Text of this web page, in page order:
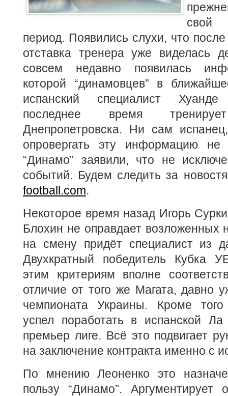
свой
период. Появились слухи, что
отставка тренера уже виделась
совсем недавно появилась
которой “динамовцев” в
испанский специалист
последнее время
Днепропетровска. Ни сам
опровергать эту информацию
“Динамо” заявили, что не
событий. Будем следить за
football.com.
Некоторое время назад Игорь
Блохин не оправдает возложенных
на смену придёт специалист из
Двухкратный победитель Кубка
этим критериям вполне
отличие от того же Магата, давно
чемпионата Украины. Кроме
успел поработать в испанской Ла
премьер лиге. Всё это подвигает
на заключение контракта именно с
По мнению Леоненко это
пользу “Динамо”. Аргументирует